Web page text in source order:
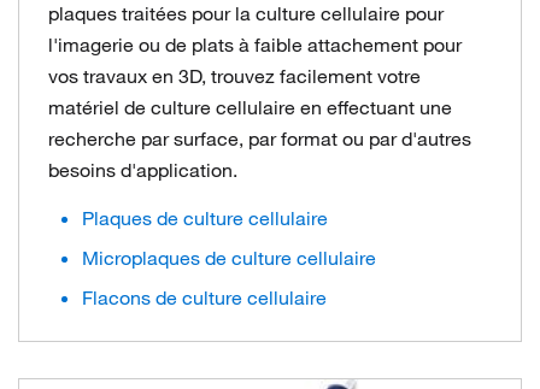
plaques traitées pour la culture cellulaire pour
l'imagerie ou de plats à faible attachement pour
vos travaux en 3D, trouvez facilement votre
matériel de culture cellulaire en effectuant une
recherche par surface, par format ou par d'autres
besoins d'application.
Plaques de culture cellulaire
Microplaques de culture cellulaire
Flacons de culture cellulaire